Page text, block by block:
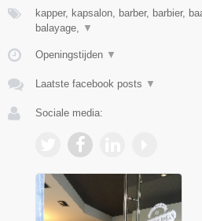
kapper, kapsalon, barber, barbier,
balayage, ▼
Openingstijden ▼
Laatste facebook posts ▼
Sociale media: